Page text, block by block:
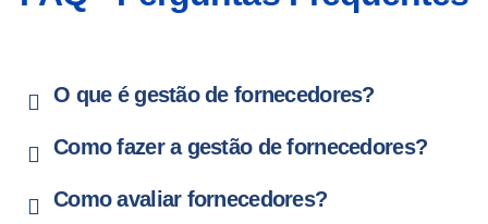
O que é gestão de fornecedores?
Como fazer a gestão de fornecedores?
Como avaliar fornecedores?